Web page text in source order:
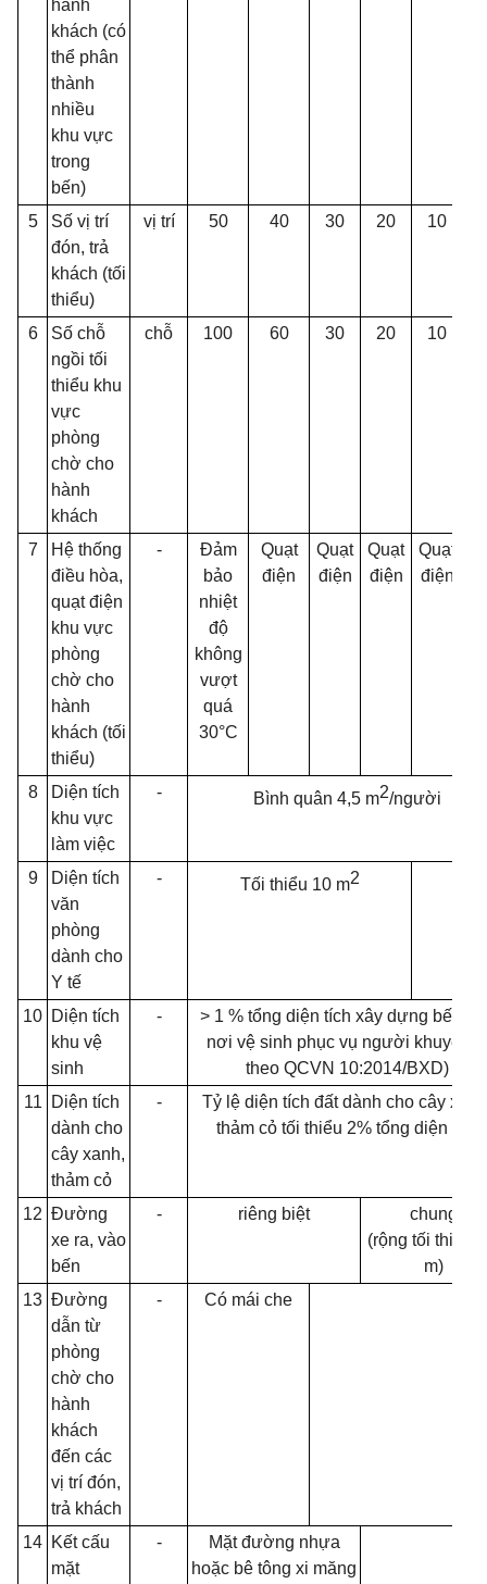
hành
khách (có
thể phân
thành
nhiều
khu vực
trong
bến)
5
Số vị trí
đón, trả
khách (tối
thiểu)
vị trí 50 40 30 20 10
6
Số chỗ
ngồi tối
thiểu khu
vực
phòng
chờ cho
hành
khách
chỗ 100 60 30 20 10
7
Hệ thống
điều hòa,
quạt điện
khu vực
phòng
chờ cho
hành
khách (tối
thiểu)
-
Đảm
bảo
nhiệt
độ
không
vượt
quá
30°C
Quạt
điện
Quạt
điện
Quạt
điện
Quạt
điện
8
Diện tích
khu vực
làm việc
- Bình quân 4,5 m2/người
9
Diện tích
văn
phòng
dành cho
Y tế
- Tối thiểu 10 m2
10 Diện tích
khu vệ
sinh
- > 1 % tổng diện tích xây dựng bế
nơi vệ sinh phục vụ người khuyết tật
theo QCVN 10:2014/BXD)
11
Diện tích
dành cho
cây xanh,
thảm cỏ
- Tỷ ệ diện tích đất dành cho cây
thảm cỏ tối thiểu 2% tổng diện tích
12 Đường
xe ra, vào
bến
- riêng biệt
chung
(rộng tối thiểu
m)
13 Đường
dẫn từ
phòng
chờ cho
hành
khách
đến các
vị trí đón,
trả khách
- Có mái che
14 Kết cấu
mặt
-
Mặt đường nhựa
hoặc bê tông xi măng